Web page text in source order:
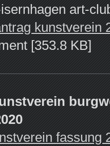
art-
kunstverein
[353.8 KB]
fassung